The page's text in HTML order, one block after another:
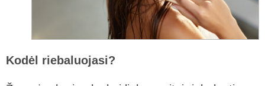
Kodėl riebaluojasi?